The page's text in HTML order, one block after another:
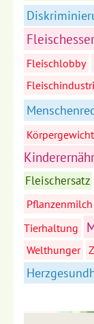
Fleischesser
Fleischlobby
Körpergewicht
Fleischersatz
Pflanzenmilch
Tierhaltung
Welthunger